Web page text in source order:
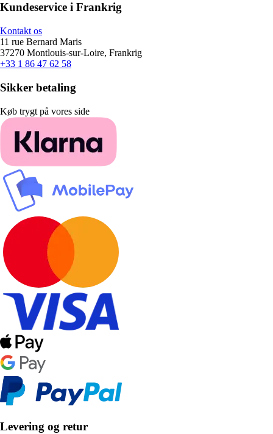
Kundeservice i Frankrig
Kontakt os
11 rue Bernard Maris
37270 Montlouis-sur-Loire, Frankrig
+33 1 86 47 62 58
Sikker betaling
Køb trygt på vores side
Levering og retur